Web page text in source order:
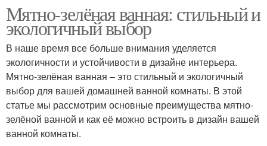
Мятно-зелёная ванная: стильный и
экологичный выбор
В наше время все больше внимания уделяется
экологичности и устойчивости в дизайне интерьера.
Мятно-зелёная ванная – это стильный и экологичный
выбор для вашей домашней ванной комнаты. В этой
статье мы рассмотрим основные преимущества мятно-
зелёной ванной и как её можно встроить в дизайн вашей
ванной комнаты.